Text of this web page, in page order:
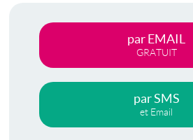
par EMAIL
GRATUIT
par SMS
et Email